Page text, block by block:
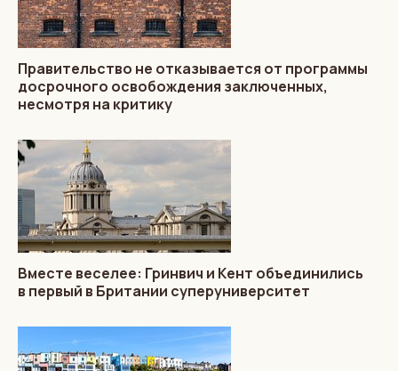
Правительство не отказывается от программы
досрочного освобождения заключенных,
несмотря на критику
Вместе веселее: Гринвич и Кент объединились
в первый в Британии суперуниверситет